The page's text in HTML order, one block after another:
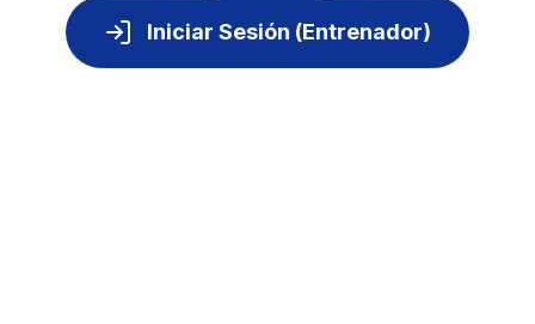
Iniciar Sesión (Entrenador)